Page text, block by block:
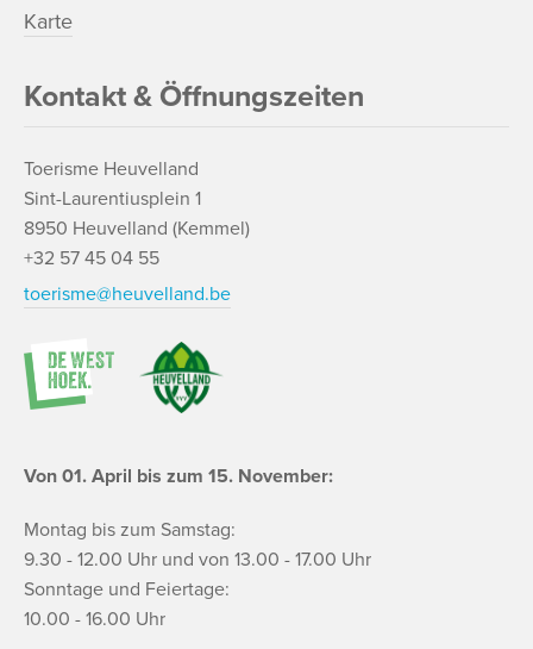
Karte
Kontakt & Öffnungszeiten
Toerisme Heuvelland
Sint-Laurentiusplein 1
8950 Heuvelland (Kemmel)
+32 57 45 04 55
toerisme@heuvelland.be
Von 01. April bis zum 15. November:
Montag bis zum Samstag:
9.30 - 12.00 Uhr und von 13.00 - 17.00 Uhr
Sonntage und Feiertage:
10.00 - 16.00 Uhr